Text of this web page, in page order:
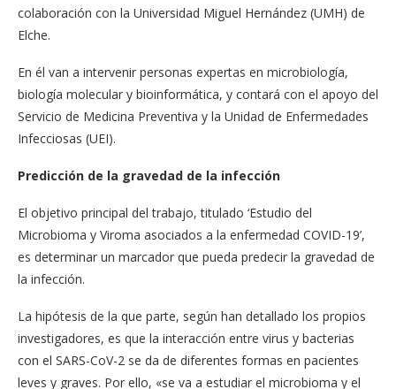
colaboración con la Universidad Miguel Hernández (UMH) de
Elche.
En él van a intervenir personas expertas en microbiología,
biología molecular y bioinformática, y contará con el apoyo del
Servicio de Medicina Preventiva y la Unidad de Enfermedades
Infecciosas (UEI).
Predicción de la gravedad de la infección
El objetivo principal del trabajo, titulado ‘Estudio del
Microbioma y Viroma asociados a la enfermedad COVID-19’,
es determinar un marcador que pueda predecir la gravedad de
la infección.
La hipótesis de la que parte, según han detallado los propios
investigadores, es que la interacción entre virus y bacterias
con el SARS-CoV-2 se da de diferentes formas en pacientes
leves y graves. Por ello, «se va a estudiar el microbioma y el